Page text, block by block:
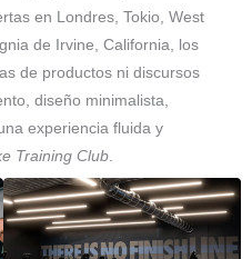
en Londres, Tokio, West
de Irvine, California, los
de productos ni discursos
diseño minimalista,
experiencia fluida y
Training Club.